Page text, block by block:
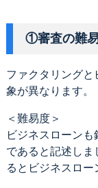
①審査の難
ファクタリング
象が異なります。
＜難易度＞
ビジネスローン
であると記述しま
るとビジネスロー